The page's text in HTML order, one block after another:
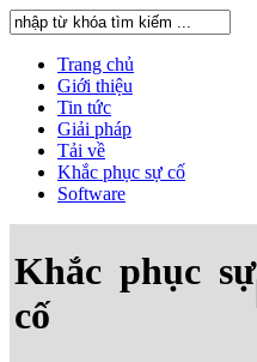
Trang chủ
Giới thiệu
Tin tức
Giải pháp
Tải về
Khắc phục sự cố
Software
Khắc phục sự
cố